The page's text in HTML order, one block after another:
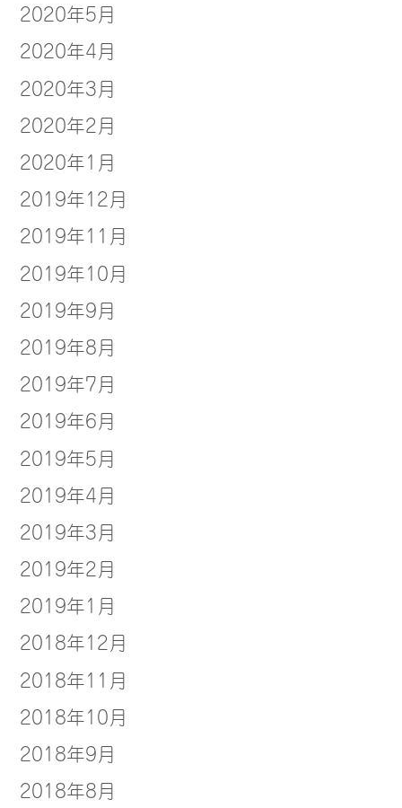
2020年5月
2020年4月
2020年3月
2020年2月
2020年1月
2019年12月
2019年11月
2019年10月
2019年9月
2019年8月
2019年7月
2019年6月
2019年5月
2019年4月
2019年3月
2019年2月
2019年1月
2018年12月
2018年11月
2018年10月
2018年9月
2018年8月